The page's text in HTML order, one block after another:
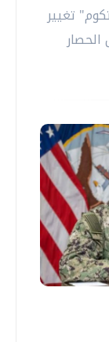
تغيير
الحصار